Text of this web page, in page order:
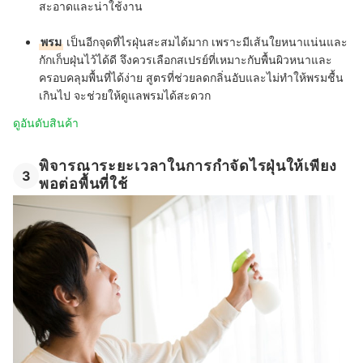
สะอาดและน่าใช้งาน
พรม เป็นอีกจุดที่ไรฝุ่นสะสมได้มาก เพราะมีเส้นใยหนาแน่นและ
กักเก็บฝุ่นไว้ได้ดี จึงควรเลือกสเปรย์ที่เหมาะกับพื้นผิวหนาและ
ครอบคลุมพื้นที่ได้ง่าย สูตรที่ช่วยลดกลิ่นอับและไม่ทำให้พรมชื้น
เกินไป จะช่วยให้ดูแลพรมได้สะดวก
ดูอันดับสินค้า
3
พิจารณาระยะเวลาในการกำจัดไรฝุ่นให้เพียง
พอต่อพื้นที่ใช้